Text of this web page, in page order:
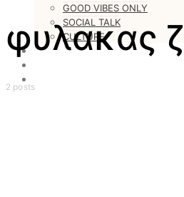
GOOD VIBES ONLY
SOCIAL TALK
CULTURE
LOVESTARS
φυλακας
2 posts